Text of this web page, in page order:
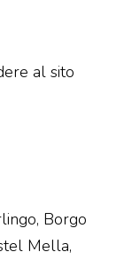
al sito
Borgo
Mella,